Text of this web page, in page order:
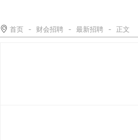
首页 - 财会招聘 - 最新招聘 - 正文